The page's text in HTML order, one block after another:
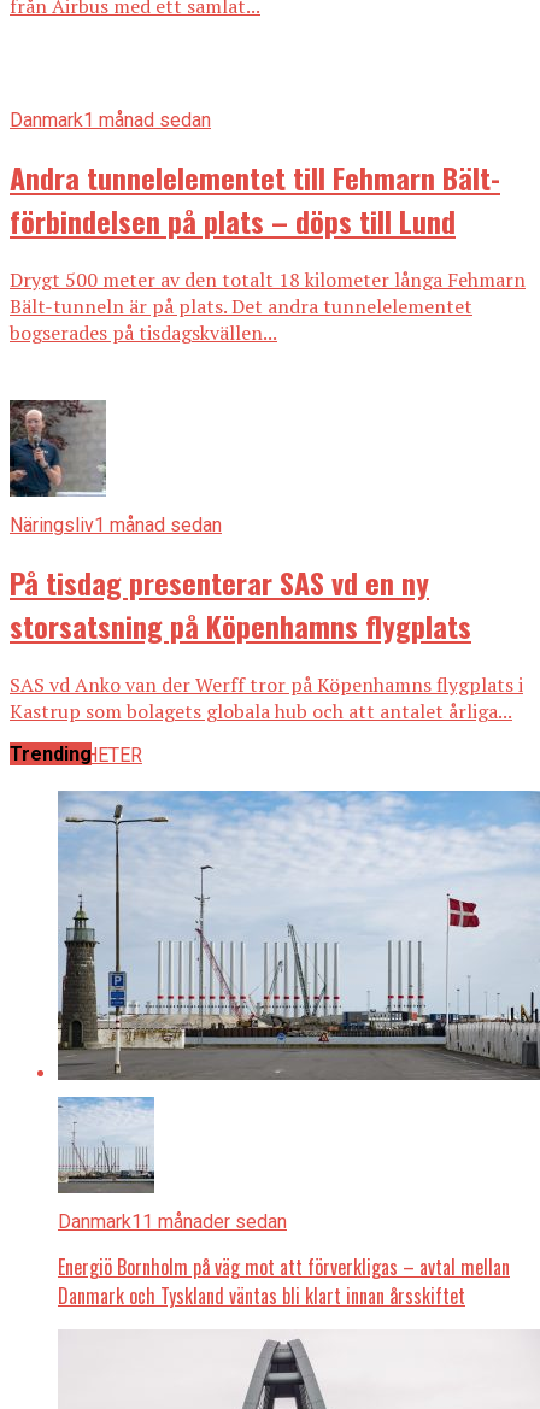
från Airbus med ett samlat...
Danmark1 månad sedan
Andra tunnelelementet till Fehmarn Bält-
förbindelsen på plats – döps till Lund
Drygt 500 meter av den totalt 18 kilometer långa Fehmarn
Bält-tunneln är på plats. Det andra tunnelelementet
bogserades på tisdagskvällen...
Näringsliv1 månad sedan
På tisdag presenterar SAS vd en ny
storsatsning på Köpenhamns flygplats
SAS vd Anko van der Werff tror på Köpenhamns flygplats i
Kastrup som bolagets globala hub och att antalet årliga...
ALLA NYHETER
Trending
Danmark11 månader sedan
Energiö Bornholm på väg mot att förverkligas – avtal mellan
Danmark och Tyskland väntas bli klart innan årsskiftet